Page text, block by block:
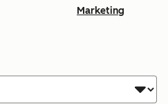
Marketing